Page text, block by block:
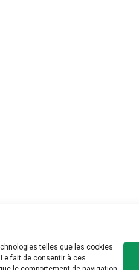
telles que les cookies
fait de consentir à ces